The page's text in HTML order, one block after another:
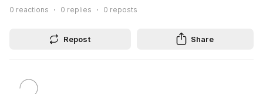
0 reactions 0 replies 0 reposts
Repost Share